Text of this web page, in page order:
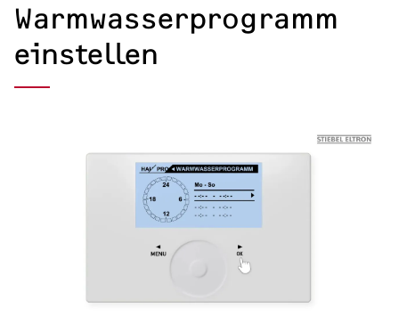
Warmwasserprogramm
einstellen